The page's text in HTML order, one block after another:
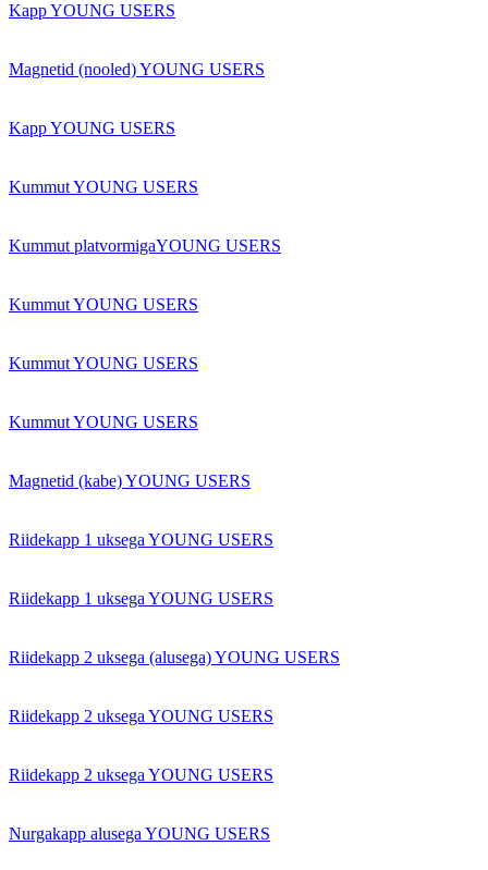
Kapp YOUNG USERS
Magnetid (nooled) YOUNG USERS
Kapp YOUNG USERS
Kummut YOUNG USERS
Kummut platvormigaYOUNG USERS
Kummut YOUNG USERS
Kummut YOUNG USERS
Kummut YOUNG USERS
Magnetid (kabe) YOUNG USERS
Riidekapp 1 uksega YOUNG USERS
Riidekapp 1 uksega YOUNG USERS
Riidekapp 2 uksega (alusega) YOUNG USERS
Riidekapp 2 uksega YOUNG USERS
Riidekapp 2 uksega YOUNG USERS
Nurgakapp alusega YOUNG USERS